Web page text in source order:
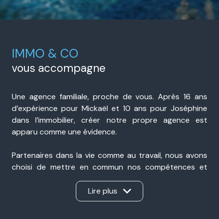
IMMO & CO
vous accompagne
Une agence familiale, proche de vous. Après 16 ans
d’expérience pour Mickaël et 10 ans pour Joséphine
dans l’immobilier, créer notre propre agence est
apparu comme une évidence.
Partenaires dans la vie comme au travail, nous avons
choisi de mettre en commun nos compétences et
notre expérience pour accompagner nos clients avec
sérieux, transparence et réactivité. Présents à Portes-
lès-Valence et à Valence, nous sommes une agence
Lire plus